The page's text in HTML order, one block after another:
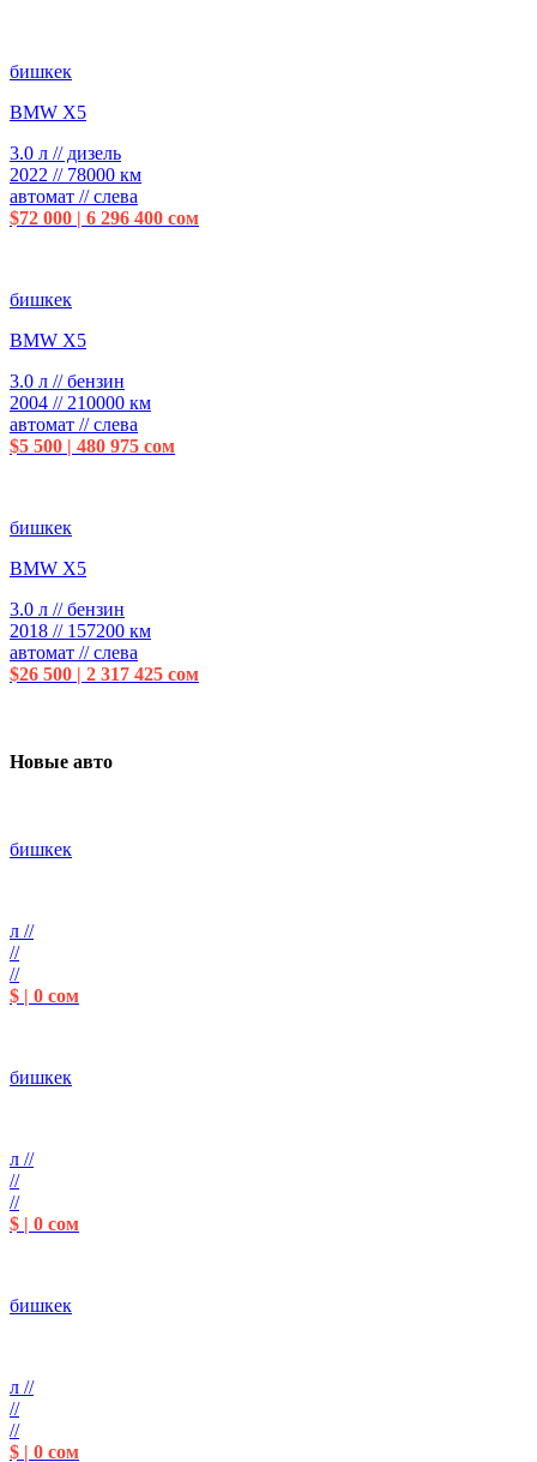
бишкек
BMW X5
3.0 л // дизель
2022 // 78000 км
автомат // слева
$72 000 | 6 296 400 сом
бишкек
BMW X5
3.0 л // бензин
2004 // 210000 км
автомат // слева
$5 500 | 480 975 сом
бишкек
BMW X5
3.0 л // бензин
2018 // 157200 км
автомат // слева
$26 500 | 2 317 425 сом
Новые авто
бишкек
л //
//
//
$ | 0 сом
бишкек
л //
//
//
$ | 0 сом
бишкек
л //
//
//
$ | 0 сом